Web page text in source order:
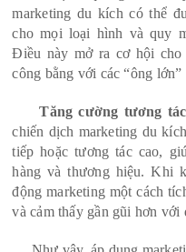
marketing du kích có thể
cho mọi loại hình và quy
Điều này mở ra cơ hội cho
công bằng với các “ông
Tăng cường tương
chiến dịch marketing du
tiếp hoặc tương tác cao,
hàng và thương hiệu. Khi
động marketing một cách
và cảm thấy gần gũi hơn với